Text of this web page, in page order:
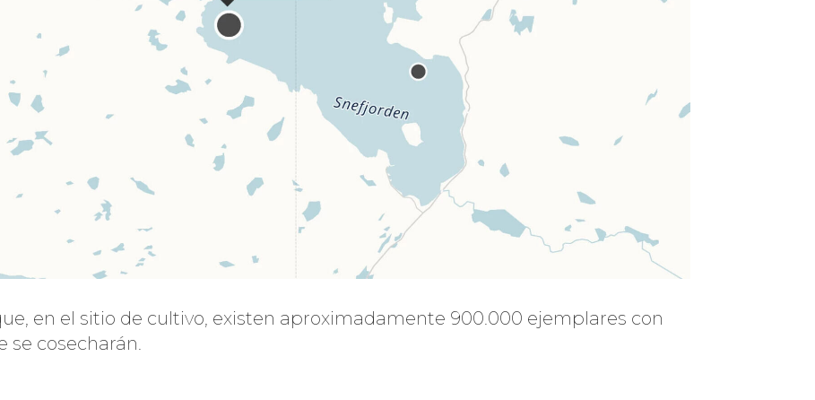
en el sitio de cultivo, existen aproximadamente 900.000 ejemplares con
se cosecharán.